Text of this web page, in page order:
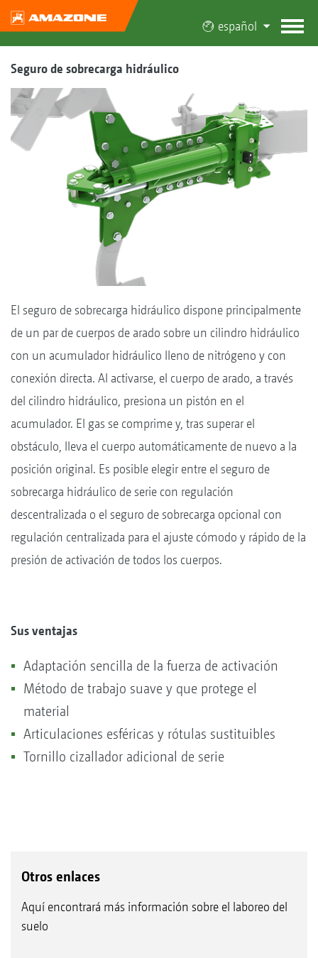
español
Seguro de sobrecarga hidráulico
El seguro de sobrecarga hidráulico dispone principalmente
de un par de cuerpos de arado sobre un cilindro hidráulico
con un acumulador hidráulico lleno de nitrógeno y con
conexión directa. Al activarse, el cuerpo de arado, a través
del cilindro hidráulico, presiona un pistón en el
acumulador. El gas se comprime y, tras superar el
obstáculo, lleva el cuerpo automáticamente de nuevo a la
posición original. Es posible elegir entre el seguro de
sobrecarga hidráulico de serie con regulación
descentralizada o el seguro de sobrecarga opcional con
regulación centralizada para el ajuste cómodo y rápido de la
presión de activación de todos los cuerpos.
Sus ventajas
Adaptación sencilla de la fuerza de activación
Método de trabajo suave y que protege el
material
Articulaciones esféricas y rótulas sustituibles
Tornillo cizallador adicional de serie
Otros enlaces
Aquí encontrará más información sobre el laboreo del
suelo